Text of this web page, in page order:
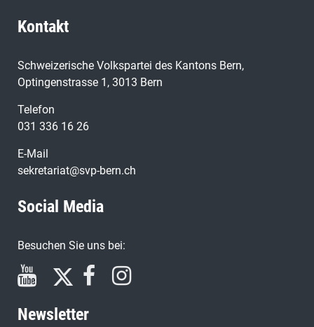
Kontakt
Schweizerische Volkspartei des Kantons Bern,
Optingenstrasse 1, 3013 Bern
Telefon
031 336 16 26
E-Mail
sekretariat@svp-bern.ch
Social Media
Besuchen Sie uns bei:
Newsletter